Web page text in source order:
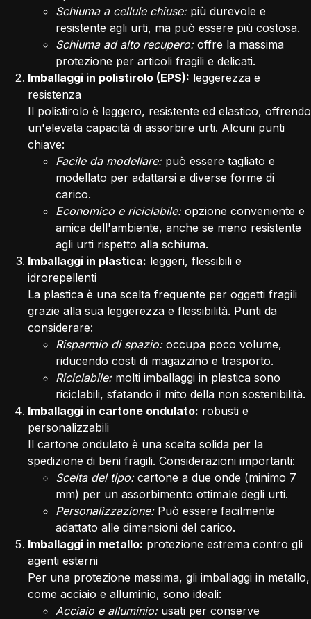
Schiuma a cellule chiuse:più durevole e
resistente agli urti, ma può essere più costosa.
Schiuma ad alto recupero:offre la massima
protezione per articoli fragili e delicati.
Imballaggi in polistirolo (EPS): leggerezza e
resistenza
Il polistirolo è leggero, resistente ed elastico, offrendo
un'elevata capacità di assorbire urti. Alcuni punti
chiave:
Facile da modellare:può essere tagliato e
modellato per adattarsi a diverse forme di
carico.
Economico e riciclabile:opzione conveniente e
amica dell'ambiente, anche se meno resistente
agli urti rispetto alla schiuma.
Imballaggi in plastica: leggeri, flessibili e
idrorepellenti
La plastica è una scelta frequente per oggetti fragili
grazie alla sua leggerezza e flessibilità. Punti da
considerare:
Risparmio di spazio:occupa poco volume,
riducendo costi di magazzino e trasporto.
Riciclabile: molti imballaggi in plastica sono
riciclabili, sfatando il mito della non sostenibilità.
Imballaggi in cartone ondulato: robusti e
personalizzabili
Il cartone ondulato è una scelta solida per la
spedizione di beni fragili. Considerazioni importanti:
Scelta del tipo:cartone a due onde (minimo 7
mm) per un assorbimento ottimale degli urti.
Personalizzazione:Può essere facilmente
adattato alle dimensioni del carico.
Imballaggi in metallo: protezione estrema contro gli
agenti esterni
Per una protezione massima, gli imballaggi in metallo,
come acciaio e alluminio, sono ideali:
Acciaio e alluminio:usati per conserve